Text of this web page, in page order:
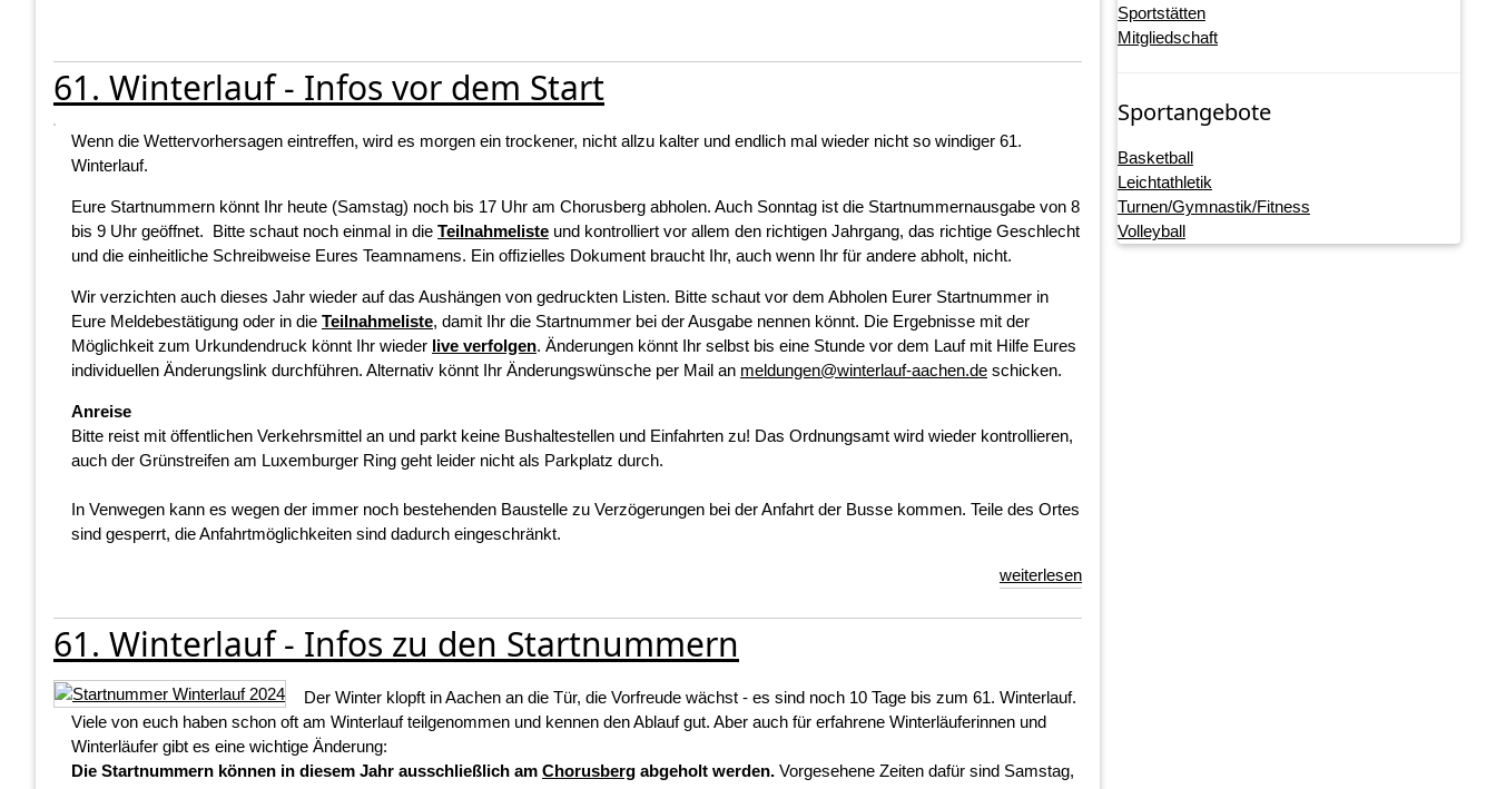
61. Winterlauf - Infos vor dem Start
Wenn die Wettervorhersagen eintreffen, wird es morgen ein trockener, nicht allzu kalter und endlich mal wieder nicht so windiger 61.
Winterlauf.
Eure Startnummern könnt Ihr heute (Samstag) noch bis 17 Uhr am Chorusberg abholen. Auch Sonntag ist die Startnummernausgabe von 8
bis 9 Uhr geöffnet. Bitte schaut noch einmal in die Teilnahmeliste und kontrolliert vor allem den richtigen Jahrgang, das richtige Geschlecht
und die einheitliche Schreibweise Eures Teamnamens. Ein offizielles Dokument braucht Ihr, auch wenn Ihr für andere abholt, nicht.
Wir verzichten auch dieses Jahr wieder auf das Aushängen von gedruckten Listen. Bitte schaut vor dem Abholen Eurer Startnummer in
Eure Meldebestätigung oder in die Teilnahmeliste, damit Ihr die Startnummer bei der Ausgabe nennen könnt. Die Ergebnisse mit der
Möglichkeit zum Urkundendruck könnt Ihr wieder live verfolgen. Änderungen könnt Ihr selbst bis eine Stunde vor dem Lauf mit Hilfe Eures
individuellen Änderungslink durchführen. Alternativ könnt Ihr Änderungswünsche per Mail an meldungen@winterlauf-aachen.de schicken.
Anreise
Bitte reist mit öffentlichen Verkehrsmittel an und parkt keine Bushaltestellen und Einfahrten zu! Das Ordnungsamt wird wieder kontrollieren,
auch der Grünstreifen am Luxemburger Ring geht leider nicht als Parkplatz durch.
In Venwegen kann es wegen der immer noch bestehenden Baustelle zu Verzögerungen bei der Anfahrt der Busse kommen. Teile des Ortes
sind gesperrt, die Anfahrtmöglichkeiten sind dadurch eingeschränkt.
weiterlesen
61. Winterlauf - Infos zu den Startnummern
Der Winter klopft in Aachen an die Tür, die Vorfreude wächst - es sind noch 10 Tage bis zum 61. Winterlauf.
Viele von euch haben schon oft am Winterlauf teilgenommen und kennen den Ablauf gut. Aber auch für erfahrene Winterläuferinnen und
Winterläufer gibt es eine wichtige Änderung:
Die Startnummern können in diesem Jahr ausschließlich am Chorusberg abgeholt werden. Vorgesehene Zeiten dafür sind Samstag,
Sportstätten
Mitgliedschaft
Sportangebote
Basketball
Leichtathletik
Turnen/Gymnastik/Fitness
Volleyball